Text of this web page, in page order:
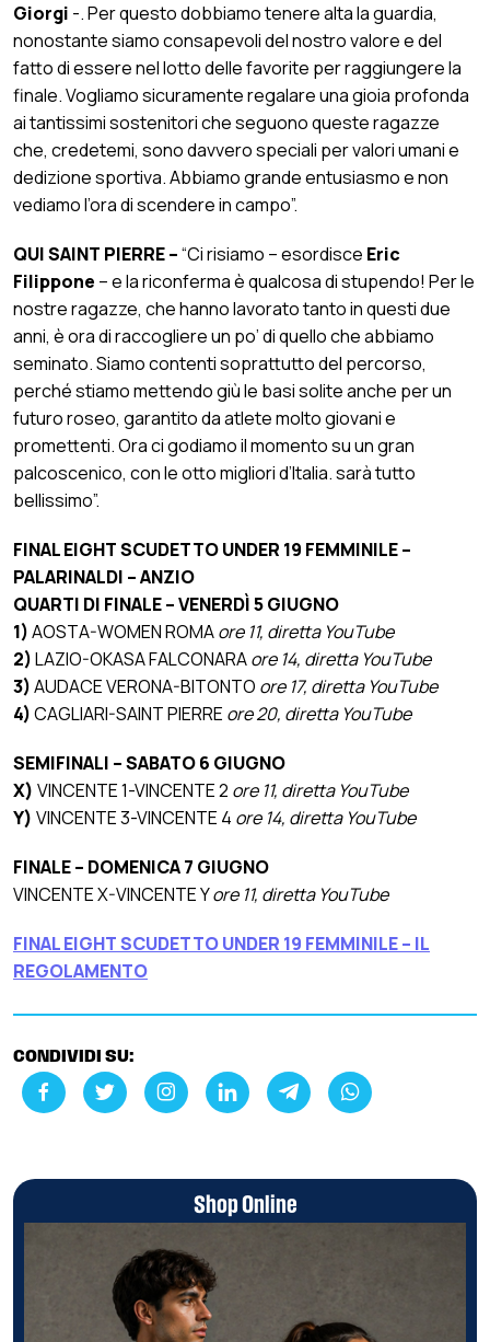
Giorgi -. Per questo dobbiamo tenere alta la guardia,
nonostante siamo consapevoli del nostro valore e del
fatto di essere nel lotto delle favorite per raggiungere la
finale. Vogliamo sicuramente regalare una gioia profonda
ai tantissimi sostenitori che seguono queste ragazze
che, credetemi, sono davvero speciali per valori umani e
dedizione sportiva. Abbiamo grande entusiasmo e non
vediamo l’ora di scendere in campo”.
QUI SAINT PIERRE –“Ci risiamo – esordisce Eric
Filippone – e la riconferma è qualcosa di stupendo! Per le
nostre ragazze, che hanno lavorato tanto in questi due
anni, è ora di raccogliere un po’ di quello che abbiamo
seminato. Siamo contenti soprattutto del percorso,
perché stiamo mettendo giù le basi solite anche per un
futuro roseo, garantito da atlete molto giovani e
promettenti. Ora ci godiamo il momento su un gran
palcoscenico, con le otto migliori d’Italia. sarà tutto
bellissimo”.
FINAL EIGHT SCUDETTO UNDER 19 FEMMINILE –
PALARINALDI – ANZIO
QUARTI DI FINALE – VENERDÌ 5 GIUGNO
1)AOSTA-WOMEN ROMAore 11, diretta YouTube
2)LAZIO-OKASA FALCONARAore 14, diretta YouTube
3)AUDACE VERONA-BITONTO ore 17, diretta YouTube
4)CAGLIARI-SAINT PIERRE ore 20, diretta YouTube
SEMIFINALI – SABATO 6 GIUGNO
X) VINCENTE 1-VINCENTE 2 ore 11, diretta YouTube
Y) VINCENTE 3-VINCENTE 4 ore 14, diretta YouTube
FINALE – DOMENICA 7 GIUGNO
VINCENTE X-VINCENTE Yore 11, diretta YouTube
FINAL EIGHT SCUDETTO UNDER 19 FEMMINILE – IL
REGOLAMENTO
CONDIVIDI SU:
Shop Online